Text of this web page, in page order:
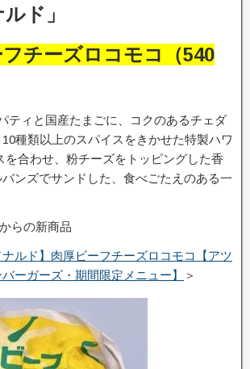
ド」
チーズロコモコ（540
ティと国産たまごに、コクのあるチェダ
種類以上のスパイスをきかせた特製ハワ
を合わせ、粉チーズをトッピングした香
ンズでサンドした、食べごたえのある一
らの新商品
ナルド】肉厚ビーフチーズロコモコ【アツ
ーガーズ・期間限定メニュー】
＞